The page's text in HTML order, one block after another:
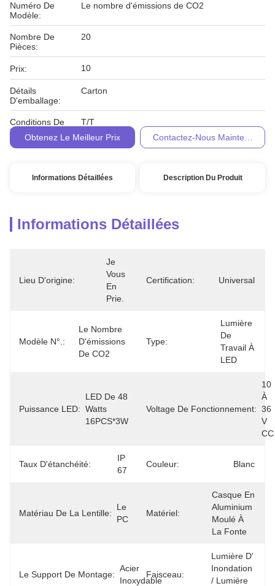
Numéro De
Modèle:
Le nombre d'émissions de CO2
Nombre De
Pièces:
20
Prix: 10
Détails
D'emballage:
Carton
Conditions De
Paiement:
T/T
Obtenez Le Meilleur Prix
Contactez-Nous Maintenant
Informations Détaillées Description Du Produit
Informations Détaillées
Lieu D'origine:
Je
Vous
En
Prie.
Certification: Universal
Modèle N°.:
Le Nombre
D'émissions
De CO2
Type:
Lumière
De
Travail À
LED
Puissance LED:
LED De 48
Watts
16PCS*3W
Voltage De Fonctionnement:
10
À
36
V
CC
Taux D'étanchéité:
IP
67
Couleur: Blanc
Matériau De La Lentille:
Le
PC
Matériel:
Casque En
Aluminium
Moulé À
La Fonte
Le Support De Montage:
Acier
Inoxydable
Faisceau:
Lumière D'
Inondation
/ Lumière